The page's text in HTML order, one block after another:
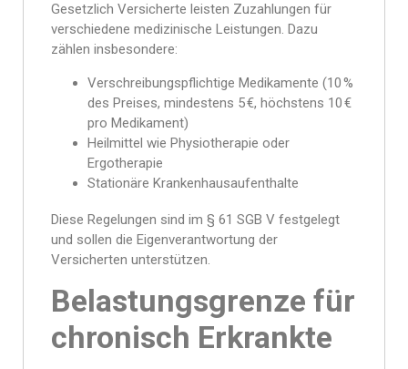
Gesetzlich Versicherte leisten Zuzahlungen für
verschiedene medizinische Leistungen. Dazu
zählen insbesondere:
Verschreibungspflichtige Medikamente (10 %
des Preises, mindestens 5 €, höchstens 10 €
pro Medikament)
Heilmittel wie Physiotherapie oder
Ergotherapie
Stationäre Krankenhausaufenthalte
Diese Regelungen sind im § 61 SGB V festgelegt
und sollen die Eigenverantwortung der
Versicherten unterstützen.
Belastungsgrenze für
chronisch Erkrankte